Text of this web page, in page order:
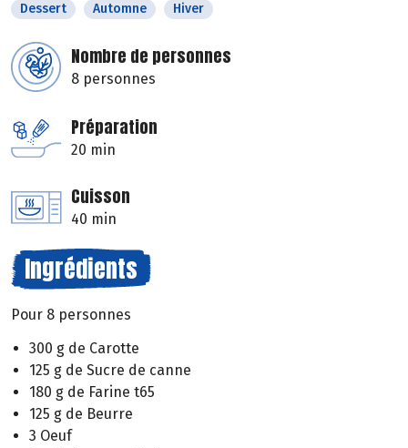
Dessert Automne Hiver
Nombre de personnes
8 personnes
Préparation
20 min
Cuisson
40 min
Ingrédients
Pour 8 personnes
300 g de Carotte
125 g de Sucre de canne
180 g de Farine t65
125 g de Beurre
3 Oeuf